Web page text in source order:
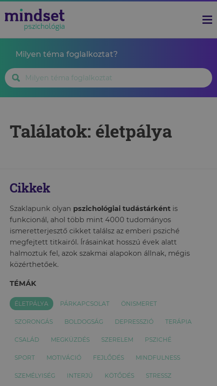
Milyen téma foglalkoztat?
Találatok: életpálya
Cikkek
Szaklapunk olyan pszichológiai tudástárként is
funkcionál, ahol több mint 4000 tudományos
ismeretterjesztő cikket találsz az emberi psziché
megfejtett titkairól. Írásainkat hosszú évek alatt
halmoztuk fel, azok szakmai alapokon állnak, mégis
közérthetőek.
TÉMÁK
ÉLETPÁLYA PÁRKAPCSOLAT ÖNISMERET
SZORONGÁS BOLDOGSÁG DEPRESSZIÓ TERÁPIA
CSALÁD MEGKÜZDÉS SZERELEM PSZICHÉ
SPORT MOTIVÁCIÓ FEJLŐDÉS MINDFULNESS
SZEMÉLYISÉG INTERJÚ KÖTŐDÉS STRESSZ